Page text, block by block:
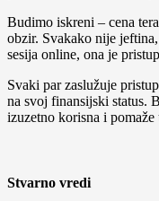
Budimo iskreni – cena
obzir. Svakako nije
sesija online, ona je
Svaki par zaslužuje
na svoj finansijski status.
izuzetno korisna i
Stvarno vredi